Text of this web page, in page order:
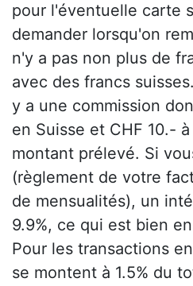
pour l'éventuelle carte
demander lorsqu'on
n'y a pas non plus de
avec des francs
y a une commission
en Suisse et CHF 10.-
montant prélevé. Si
(règlement de votre
de mensualités), un
9.9%, ce qui est bien
Pour les transactions
se montent à 1.5% du